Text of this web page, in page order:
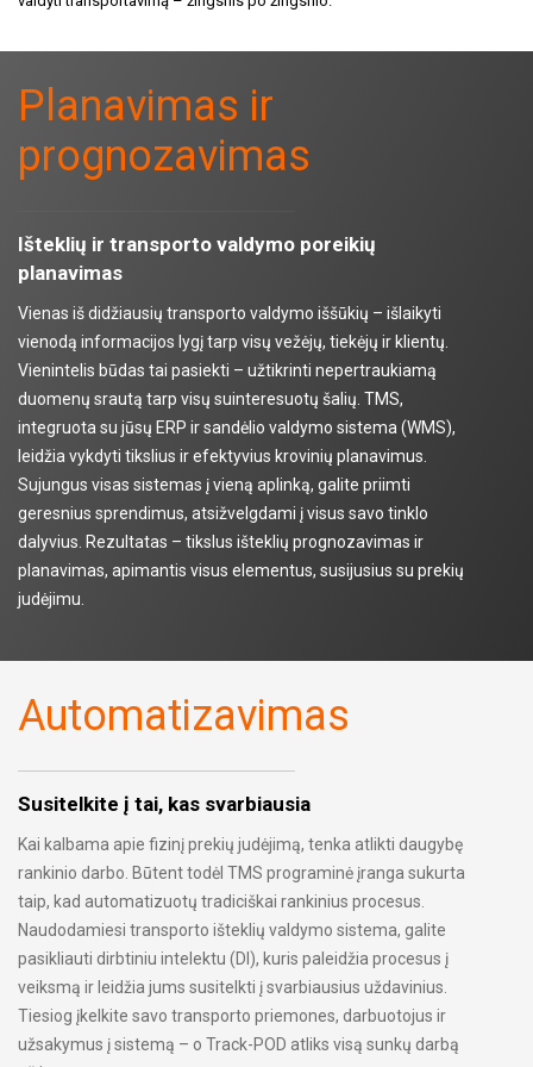
Planavimas ir
prognozavimas
Išteklių ir transporto valdymo poreikių
planavimas
Vienas iš didžiausių transporto valdymo iššūkių – išlaikyti
vienodą informacijos lygį tarp visų vežėjų, tiekėjų ir klientų.
Vienintelis būdas tai pasiekti – užtikrinti nepertraukiamą
duomenų srautą tarp visų suinteresuotų šalių. TMS,
integruota su jūsų ERP ir sandėlio valdymo sistema (WMS),
leidžia vykdyti tikslius ir efektyvius krovinių planavimus.
Sujungus visas sistemas į vieną aplinką, galite priimti
geresnius sprendimus, atsižvelgdami į visus savo tinklo
dalyvius. Rezultatas – tikslus išteklių prognozavimas ir
planavimas, apimantis visus elementus, susijusius su prekių
judėjimu.
Automatizavimas
Susitelkite į tai, kas svarbiausia
Kai kalbama apie fizinį prekių judėjimą, tenka atlikti daugybę
rankinio darbo. Būtent todėl TMS programinė įranga sukurta
taip, kad automatizuotų tradiciškai rankinius procesus.
Naudodamiesi transporto išteklių valdymo sistema, galite
pasikliauti dirbtiniu intelektu (DI), kuris paleidžia procesus į
veiksmą ir leidžia jums susitelkti į svarbiausius uždavinius.
Tiesiog įkelkite savo transporto priemones, darbuotojus ir
užsakymus į sistemą – o Track-POD atliks visą sunkų darbą